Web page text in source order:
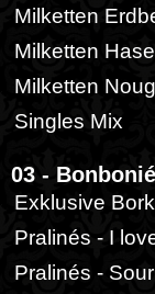
Milketten
Milketten
Milketten
Singles Mix
03 -
Exklusive
Pralinés - I
Pralinés -